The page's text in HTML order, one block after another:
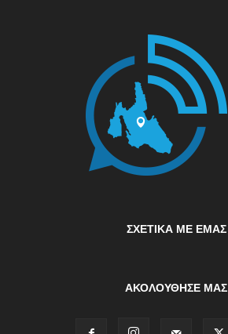
ΣΧΕΤΙΚΆ ΜΕ ΕΜΆΣ
ΑΚΟΛΟΥΘΗΣΕ ΜΑΣ